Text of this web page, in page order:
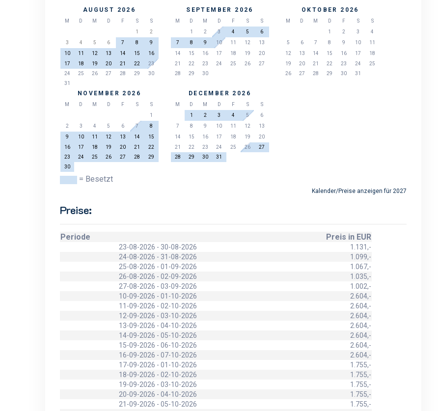
AUGUST 2026
M D M D F S
S
1
2
3
4 5 6 7 8
9
10
11 12 13 14 15
16
17
18 19 20 21 22
23
24
25 26 27 28 29
30
31
SEPTEMBER 2026
M D M D F S
S
1
2 3 4 5
6
7
8 9 10 11 12
13
14
15 16 17 18 19
20
21
22 23 24 25 26
27
28
29 30
OKTOBER 2026
M D M D F S
S
1
2 3
4
5
6 7 8 9 10
11
12
13 14 15 16 17
18
19
20 21 22 23 24
25
26
27 28 29 30 31
NOVEMBER 2026
M D M D F S
S
1
2
3 4 5 6 7
8
9
10 11 12 13 14
15
16
17 18 19 20 21
22
23
24 25 26 27 28
29
30
DECEMBER 2026
M D M D F S
S
1
2 3 4 5
6
7
8 9 10 11 12
13
14
15 16 17 18 19
20
21
22 23 24 25 26
27
28
29 30 31
= Besetzt
Kalender/Preise anzeigen für 2027
Preise:
Periode Preis in EUR
23-08-2026 - 30-08-2026
1.131,-
24-08-2026 - 31-08-2026
1.099,-
25-08-2026 - 01-09-2026
1.067,-
26-08-2026 - 02-09-2026
1.035,-
27-08-2026 - 03-09-2026
1.002,-
10-09-2026 - 01-10-2026
2.604,-
11-09-2026 - 02-10-2026
2.604,-
12-09-2026 - 03-10-2026
2.604,-
13-09-2026 - 04-10-2026
2.604,-
14-09-2026 - 05-10-2026
2.604,-
15-09-2026 - 06-10-2026
2.604,-
16-09-2026 - 07-10-2026
2.604,-
17-09-2026 - 01-10-2026
1.755,-
18-09-2026 - 02-10-2026
1.755,-
19-09-2026 - 03-10-2026
1.755,-
20-09-2026 - 04-10-2026
1.755,-
21-09-2026 - 05-10-2026
1.755,-